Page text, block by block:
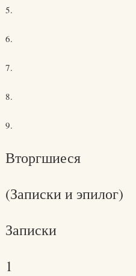
5.
6.
7.
8.
9.
Вторгшиеся
(Записки и эпилог)
Записки
1